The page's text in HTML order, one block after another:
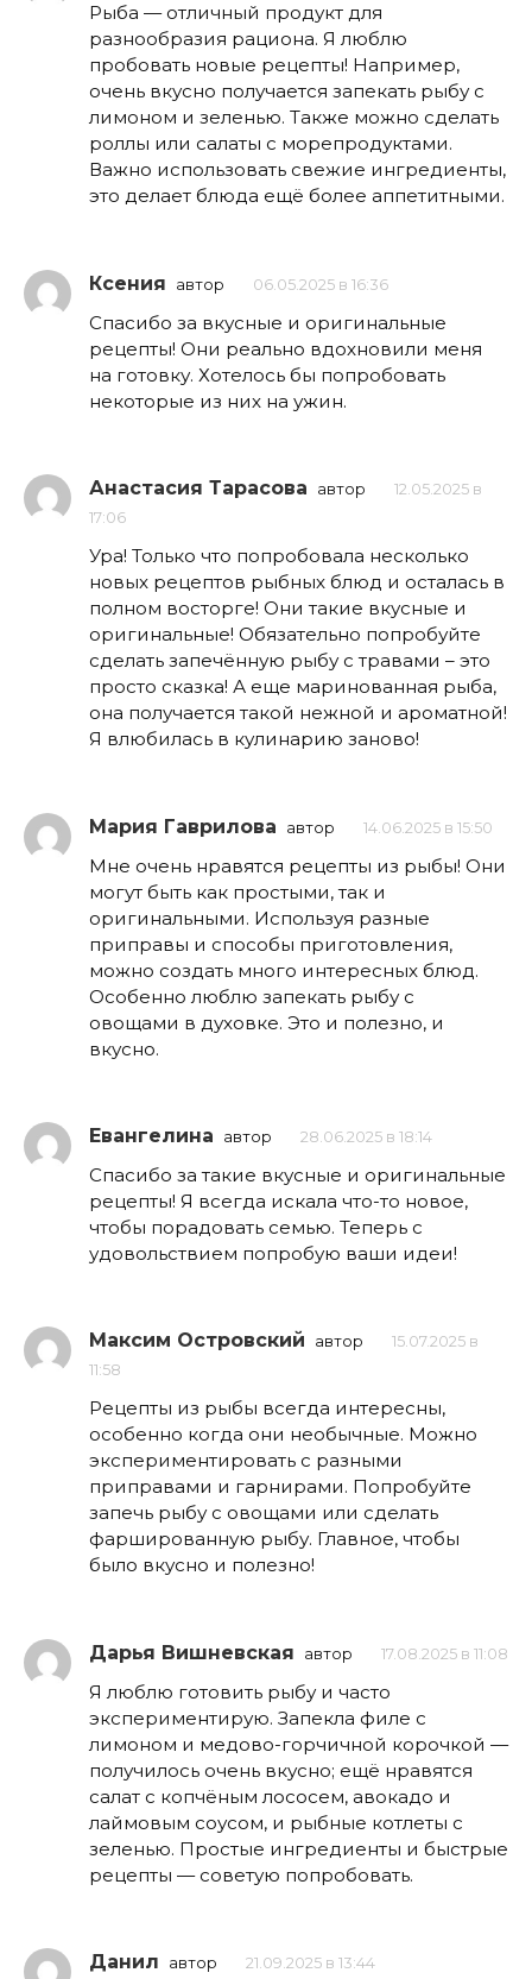
Рыба — отличный продукт для
разнообразия рациона. Я люблю
пробовать новые рецепты! Например,
очень вкусно получается запекать рыбу с
лимоном и зеленью. Также можно сделать
роллы или салаты с морепродуктами.
Важно использовать свежие ингредиенты,
это делает блюда ещё более аппетитными.
Ксения автор 06.05.2025 в 16:36
Спасибо за вкусные и оригинальные
рецепты! Они реально вдохновили меня
на готовку. Хотелось бы попробовать
некоторые из них на ужин.
Анастасия Тарасова автор
12.05.2025 в
17:06
Ура! Только что попробовала несколько
новых рецептов рыбных блюд и осталась в
полном восторге! Они такие вкусные и
оригинальные! Обязательно попробуйте
сделать запечённую рыбу с травами – это
просто сказка! А еще маринованная рыба,
она получается такой нежной и ароматной!
Я влюбилась в кулинарию заново!
Мария Гаврилова автор 14.06.2025 в 15:50
Мне очень нравятся рецепты из рыбы! Они
могут быть как простыми, так и
оригинальными. Используя разные
приправы и способы приготовления,
можно создать много интересных блюд.
Особенно люблю запекать рыбу с
овощами в духовке. Это и полезно, и
вкусно.
Евангелина автор 28.06.2025 в 18:14
Спасибо за такие вкусные и оригинальные
рецепты! Я всегда искала что-то новое,
чтобы порадовать семью. Теперь с
удовольствием попробую ваши идеи!
Максим Островский автор
15.07.2025 в
11:58
Рецепты из рыбы всегда интересны,
особенно когда они необычные. Можно
экспериментировать с разными
приправами и гарнирами. Попробуйте
запечь рыбу с овощами или сделать
фаршированную рыбу. Главное, чтобы
было вкусно и полезно!
Дарья Вишневская автор 17.08.2025 в 11:08
Я люблю готовить рыбу и часто
экспериментирую. Запекла филе с
лимоном и медово-горчичной корочкой —
получилось очень вкусно; ещё нравятся
салат с копчёным лососем, авокадо и
лаймовым соусом, и рыбные котлеты с
зеленью. Простые ингредиенты и быстрые
рецепты — советую попробовать.
Данил автор 21.09.2025 в 13:44